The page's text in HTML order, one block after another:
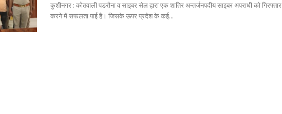
कुशीनगर : कोतवाली पडरौना व साइबर सेल द्वारा एक शातिर अन्तर्जनपदीय साइबर अपराधी को गिरफ्तार
करने में सफलता पाई है। जिसके ऊपर प्रदेश के कई...